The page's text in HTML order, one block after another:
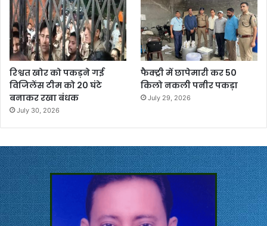
रिश्वत खोर को पकड़ने गई
विजिलेंस टीम को 20 घंटे
बनाकर रखा बंधक
July 30, 2026
फैक्ट्री में छापेमारी कर 50
किलो नकली पनीर पकड़ा
July 29, 2026